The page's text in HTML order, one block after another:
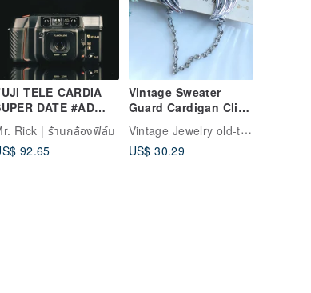
TELE CARDIA
DATE #AD
film camera
Rick | ร้านกล้องฟิล์ม
92.65
Vintage Sweater
Guard Cardigan Clip
毛衣夾 老式衣夾
Vintage Jewelry old-time-corner
US$ 30.29